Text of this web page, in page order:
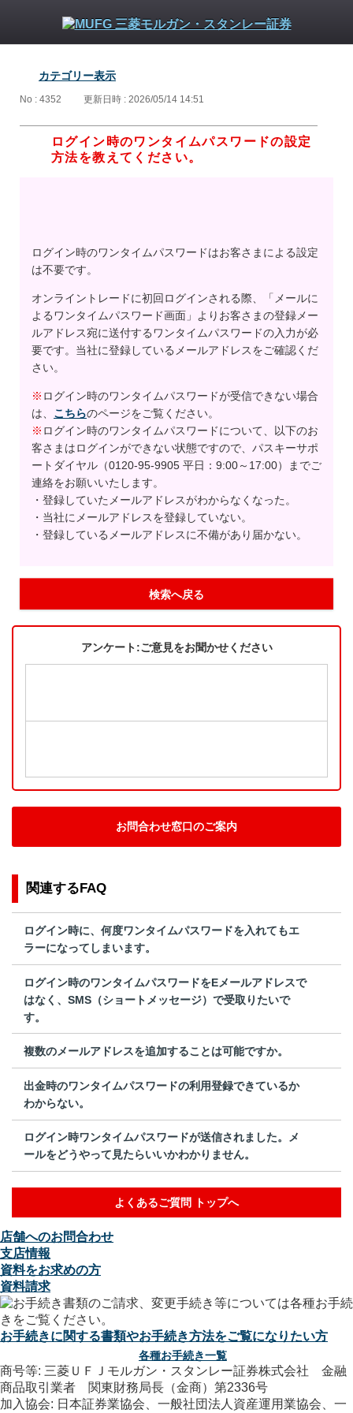
カテゴリー表示
No : 4352 更新日時 : 2026/05/14 14:51
ログイン時のワンタイムパスワードの設定
方法を教えてください。
ログイン時のワンタイムパスワードはお客さまによる設定
は不要です。
オンライントレードに初回ログインされる際、「メールに
よるワンタイムパスワード画面」よりお客さまの登録メー
ルアドレス宛に送付するワンタイムパスワードの入力が必
要です。当社に登録しているメールアドレスをご確認くだ
さい。
※ ログイン時のワンタイムパスワードが受信できない場合
は、 こちらのページをご覧ください。
※ ログイン時のワンタイムパスワードについて、以下のお
客さまはログインができない状態ですので、パスキーサポ
ートダイヤル（0120-95-9905 平日：9:00～17:00）までご
連絡をお願いいたします。
・登録していたメールアドレスがわからなくなった。
・当社にメールアドレスを登録していない。
・登録しているメールアドレスに不備があり届かない。
検索へ戻る
アンケート:ご意見をお聞かせください
お問合わせ窓口のご案内
関連するFAQ
ログイン時に、何度ワンタイムパスワードを入れてもエ
ラーになってしまいます。
ログイン時のワンタイムパスワードをEメールアドレスで
はなく、SMS（ショートメッセージ）で受取りたいで
す。
複数のメールアドレスを追加することは可能ですか。
出金時のワンタイムパスワードの利用登録できているか
わからない。
ログイン時ワンタイムパスワードが送信されました。メ
ールをどうやって見たらいいかわかりません。
よくあるご質問 トップへ
店舗へのお問合わせ
支店情報
資料をお求めの方
資料請求
お手続きに関する書類やお手続き方法をご覧になりたい方
各種お手続き一覧
商号等: 三菱ＵＦＪモルガン・スタンレー証券株式会社 金融
商品取引業者 関東財務局長（金商）第2336号
加入協会: 日本証券業協会、一般社団法人資産運用業協会、一